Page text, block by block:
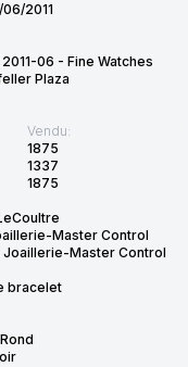
06/2011
06 - Fine Watches
Plaza
Vendu:
1875
1337
1875
Master Control
Joaillerie-Master Control
bracelet
Rond